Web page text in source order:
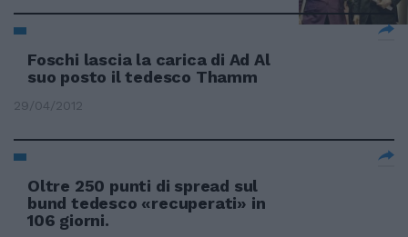
Foschi lascia la carica di Ad Al
suo posto il tedesco Thamm
29/04/2012
Oltre 250 punti di spread sul
bund tedesco «recuperati» in
106 giorni.